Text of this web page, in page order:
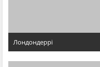
Лондондеррі